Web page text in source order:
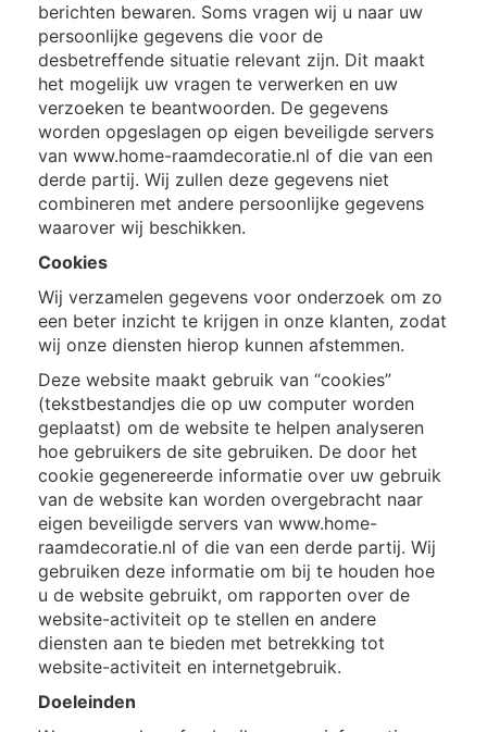
berichten bewaren. Soms vragen wij u naar uw
persoonlijke gegevens die voor de
desbetreffende situatie relevant zijn. Dit maakt
het mogelijk uw vragen te verwerken en uw
verzoeken te beantwoorden. De gegevens
worden opgeslagen op eigen beveiligde servers
van www.home-raamdecoratie.nl of die van een
derde partij. Wij zullen deze gegevens niet
combineren met andere persoonlijke gegevens
waarover wij beschikken.
Cookies
Wij verzamelen gegevens voor onderzoek om zo
een beter inzicht te krijgen in onze klanten, zodat
wij onze diensten hierop kunnen afstemmen.
Deze website maakt gebruik van “cookies”
(tekstbestandjes die op uw computer worden
geplaatst) om de website te helpen analyseren
hoe gebruikers de site gebruiken. De door het
cookie gegenereerde informatie over uw gebruik
van de website kan worden overgebracht naar
eigen beveiligde servers van www.home-
raamdecoratie.nl of die van een derde partij. Wij
gebruiken deze informatie om bij te houden hoe
u de website gebruikt, om rapporten over de
website-activiteit op te stellen en andere
diensten aan te bieden met betrekking tot
website-activiteit en internetgebruik.
Doeleinden